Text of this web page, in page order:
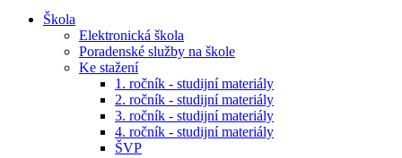
Škola
Elektronická škola
Poradenské služby na škole
Ke stažení
1. ročník - studijní materiály
2. ročník - studijní materiály
3. ročník - studijní materiály
4. ročník - studijní materiály
ŠVP